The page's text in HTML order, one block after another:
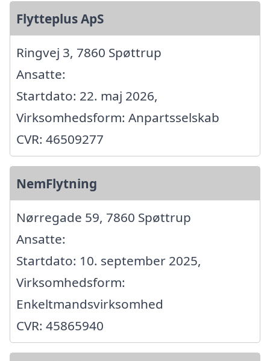
Flytteplus ApS
Ringvej 3, 7860 Spøttrup
Ansatte:
Startdato: 22. maj 2026,
Virksomhedsform: Anpartsselskab
CVR: 46509277
NemFlytning
Nørregade 59, 7860 Spøttrup
Ansatte:
Startdato: 10. september 2025,
Virksomhedsform:
Enkeltmandsvirksomhed
CVR: 45865940